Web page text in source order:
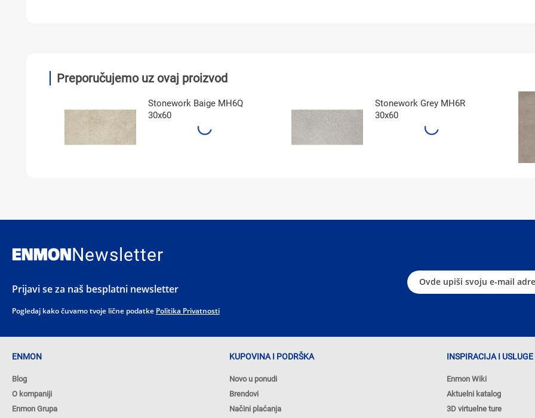
Preporučujemo uz ovaj proizvod
Stonework Baige MH6Q
30x60
Stonework Grey MH6R
30x60
Newsletter
Prijavi se za naš besplatni newsletter
Pogledaj kako čuvamo tvoje lične podatke Politika Privatnosti
ENMON
Blog
O kompaniji
Enmon Grupa
KUPOVINA I PODRŠKA
Novo u ponudi
Brendovi
Načini plaćanja
INSPIRACIJA I USLUGE
Enmon Wiki
Aktuelni katalog
3D virtuelne ture